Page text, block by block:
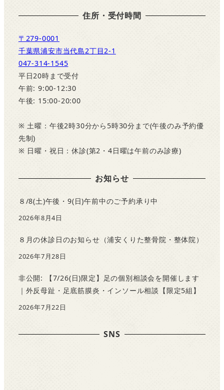
住所・受付時間
〒279-0001
千葉県浦安市当代島2丁目2-1
047-314-1545
平日20時まで受付
午前: 9:00-12:30
午後: 15:00-20:00
※ 土曜：午後2時30分から5時30分まで(午後のみ予約優
先制)
※ 日曜・祝日：休診(第2・4日曜は午前のみ診療)
お知らせ
８/8(土)午後・9(日)午前中のご予約承り中
2026年8月4日
８月の休診日のお知らせ（浦安くりた整骨院・整体院）
2026年7月28日
非公開: 【7/26(日)限定】足の個別相談会を開催します
｜外反母趾・足底筋膜炎・インソール相談【限定5組】
2026年7月22日
SNS